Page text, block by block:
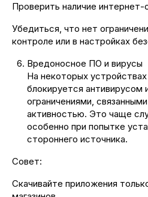
Проверить наличие интернет-
Убедиться, что нет
контроле или в настройках
Вредоносное ПО и вирусы
На некоторых
блокируется антивирусом
ограничениями,
активностью. Это чаще
особенно при попытке
стороннего источника.
Совет:
Скачивайте приложения